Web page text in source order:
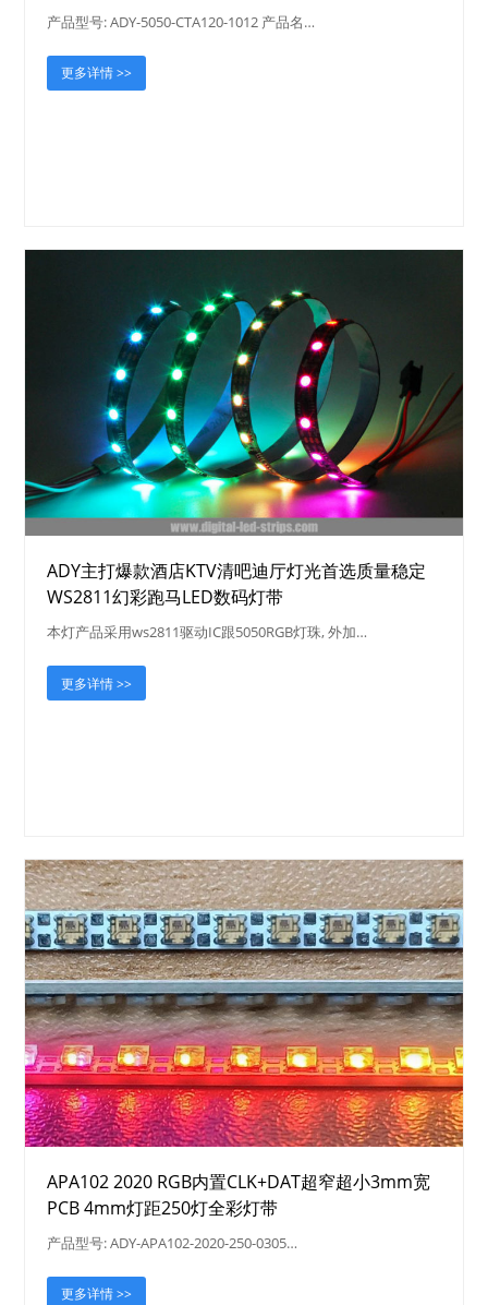
产品型号: ADY-5050-CTA120-1012 产品名…
更多详情 >>
ADY主打爆款酒店KTV清吧迪厅灯光首选质量稳定
WS2811幻彩跑马LED数码灯带
本灯产品采用ws2811驱动IC跟5050RGB灯珠, 外加…
更多详情 >>
APA102 2020 RGB内置CLK+DAT超窄超小3mm宽
PCB 4mm灯距250灯全彩灯带
产品型号: ADY-APA102-2020-250-0305…
更多详情 >>